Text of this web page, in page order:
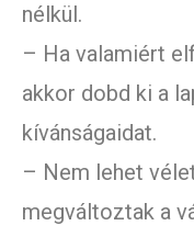
nélkül.
– Ha valamiért
akkor dobd ki a
kívánságaidat.
– Nem lehet
megváltoztak a